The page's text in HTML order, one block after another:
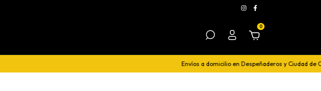
0
Envíos a domicilio en Despeñaderos y Ciudad de